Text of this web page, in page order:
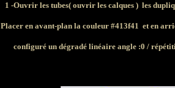
1 -Ouvrir les tubes( ouvrir les calques ) les
Placer en avant-plan la couleur #413f41 et en
configuré un dégradé linéaire angle :0 /